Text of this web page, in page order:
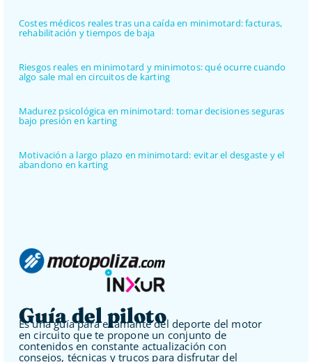
Costes médicos reales tras una caída en minimotard: facturas,
rehabilitación y tiempos de baja
Riesgos reales en minimotard y minimotos: qué ocurre cuando
algo sale mal en circuitos de karting
Madurez psicológica en minimotard: tomar decisiones seguras
bajo presión en karting
Motivación a largo plazo en minimotard: evitar el desgaste y el
abandono en karting
Guía del piloto
Es una guía para el amante del deporte del motor
en circuito que te propone un conjunto de
contenidos en constante actualización con
consejos, técnicas y trucos para disfrutar del